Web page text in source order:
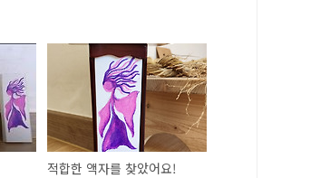
적합한 액자를 찾았어요!